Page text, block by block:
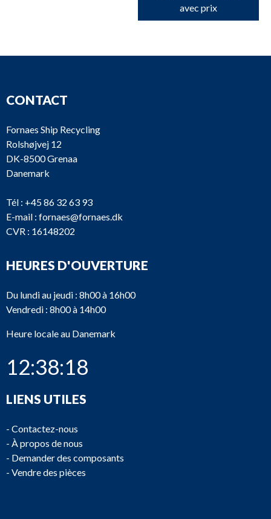
avec prix
CONTACT
Fornaes Ship Recycling
Rolshøjvej 12
DK-8500 Grenaa
Danemark
Tél : +45 86 32 63 93
E-mail : fornaes@fornaes.dk
CVR : 16148202
HEURES D'OUVERTURE
Du lundi au jeudi : 8h00 à 16h00
Vendredi : 8h00 à 14h00
Heure locale au Danemark
12:38:18
LIENS UTILES
- Contactez-nous
- À propos de nous
- Demander des composants
- Vendre des pièces